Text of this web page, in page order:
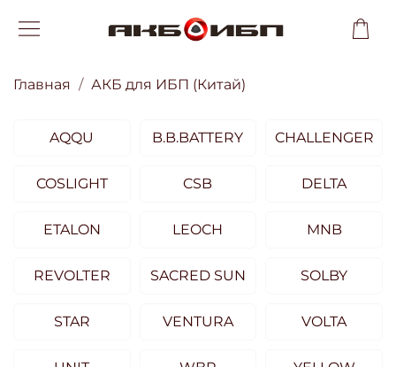
Главная АКБ для ИБП (Китай)
AQQU B.B.BATTERY CHALLENGER
COSLIGHT CSB DELTA
ETALON LEOCH MNB
REVOLTER SACRED SUN SOLBY
STAR VENTURA VOLTA